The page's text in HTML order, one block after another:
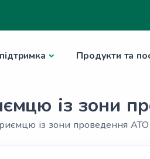
Продукти та
із зони
із зони проведення АТО